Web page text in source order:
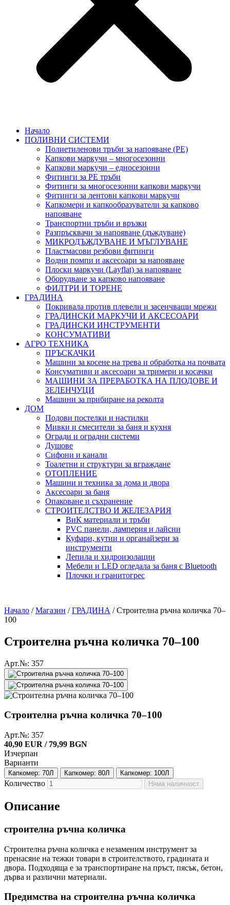
Начало
ПОЛИВНИ СИСТЕМИ
Полиетиленови тръби за напояване (PE)
Капкови маркучи – многосезонни
Капкови маркучи – едносезонни
Фитинги за PE тръби
Фитинги за многосезонни капкови маркучи
Фитинги за лентови капкови маркучи
Капкомери и капкообразуватели за капково
напояване
Транспортни тръби и връзки
Разпръсквачи за напояване (дъждуване)
МИКРОДЪЖДУВАНЕ И МЪГЛУВАНЕ
Пластмасови резбови фитинги
Водни помпи и аксесоари за напояване
Плоски маркучи (Layflat) за напояване
Оборудване за капково напояване
ФИЛТРИ И ТОРЕНЕ
ГРАДИНА
Покривала против плевели и засенчващи мрежи
ГРАДИНСКИ МАРКУЧИ И АКСЕСОАРИ
ГРАДИНСКИ ИНСТРУМЕНТИ
КОНСУМАТИВИ
АГРО ТЕХНИКА
ПРЪСКАЧКИ
Машини за косене на трева и обработка на почвата
Консумативи и аксесоари за тримери и косачки
МАШИНИ ЗА ПРЕРАБОТКА НА ПЛОДОВЕ И
ЗЕЛЕНЧУЦИ
Машини за прибиране на реколта
ДОМ
Подови постелки и настилки
Мивки и смесители за баня и кухня
Огради и оградни системи
Душове
Сифони и канали
Тоалетни и структури за вграждане
ОТОПЛЕНИЕ
Машини и техника за дома и двора
Аксесоари за баня
Опаковане и съхранение
СТРОИТЕЛСТВО И ЖЕЛЕЗАРИЯ
ВиК материали и тръби
PVC панели, ламперия и лайсни
Куфари, кутии и органайзери за
инструменти
Лепила и хидроизолации
Мебели и LED огледала за баня с Bluetooth
Плочки и гранитогрес
Начало / Магазин / ГРАДИНА / Строителна ръчна количка 70–
100
Строителна ръчна количка 70–100
Арт.№: 357
Строителна ръчна количка 70–100
Арт.№: 357
40,90 EUR / 79,99 BGN
Изчерпан
Варианти
Капкомер: 70Л Капкомер: 80Л Капкомер: 100Л
Количество Няма наличност
Описание
строителна ръчна количка
Строителна ръчна количка е незаменим инструмент за
пренасяне на тежки товари в строителството, градината и
двора. Подходяща е за транспортиране на пръст, пясък, бетон,
дърва и различни материали.
Предимства на строителна ръчна количка